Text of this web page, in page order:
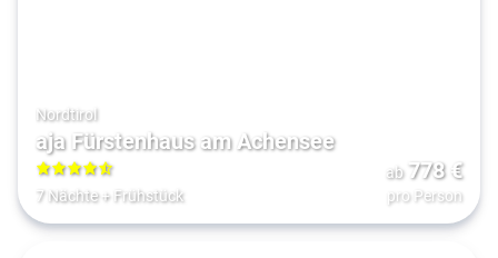
Nordtirol
aja Fürstenhaus am Achensee
4.5
7 Nächte+ Frühstück
ab 778€
pro Person